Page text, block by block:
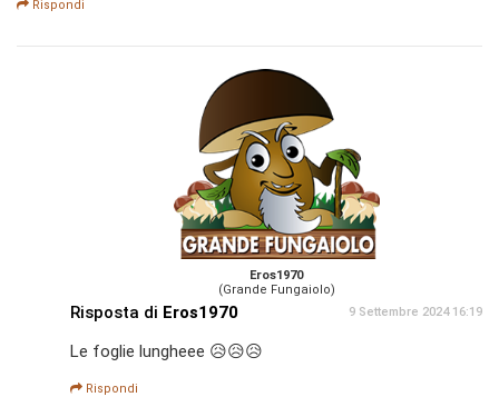
Rispondi
Eros1970
(Grande Fungaiolo)
Risposta di Eros1970 9 Settembre 2024 16:19
Le foglie lungheee 😥😥😥
Rispondi